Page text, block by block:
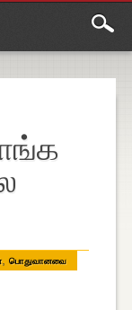
, பொதுவானவை